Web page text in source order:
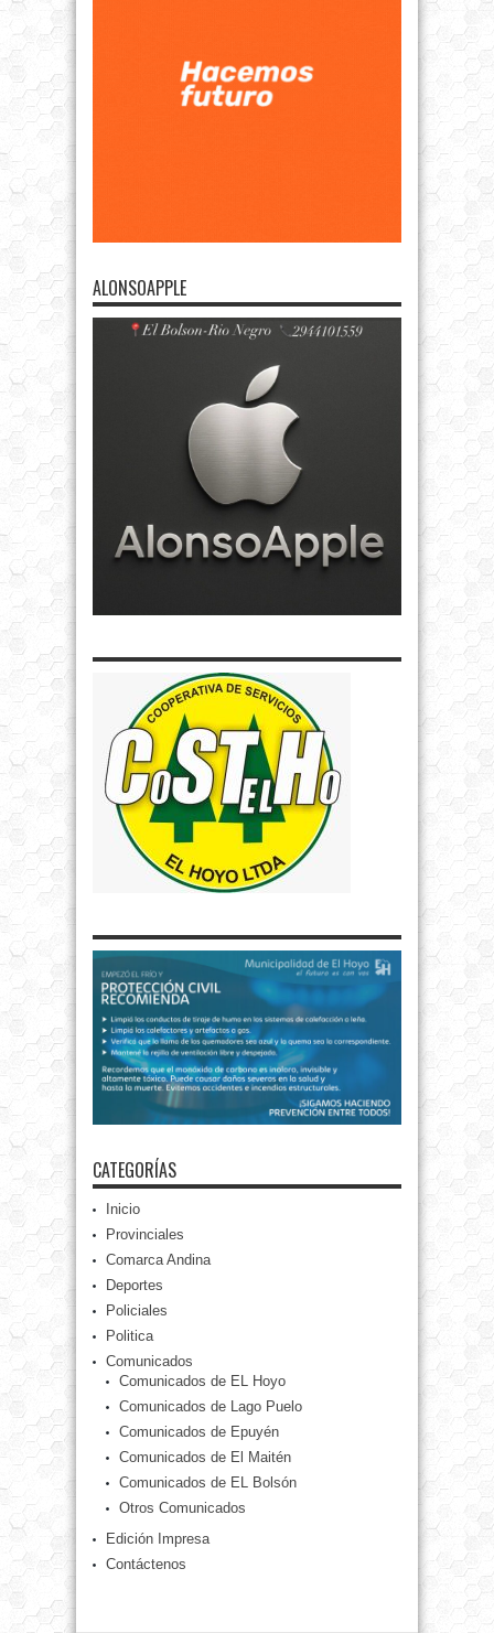
ALONSOAPPLE
CATEGORÍAS
Inicio
Provinciales
Comarca Andina
Deportes
Policiales
Politica
Comunicados
Comunicados de EL Hoyo
Comunicados de Lago Puelo
Comunicados de Epuyén
Comunicados de El Maitén
Comunicados de EL Bolsón
Otros Comunicados
Edición Impresa
Contáctenos